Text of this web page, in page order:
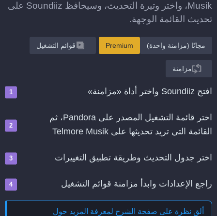
Musik، واختر وتيرة التحديث، وسيحافظ Soundiiz على
تحديث القائمة الوجهة.
مجانًا (مزامنة واحدة) Premium قوائم التشغيل
مزامنة
افتح Soundiiz واختر أداة «مزامنة»
اختر قائمة التشغيل المصدر على Pandora، ثم
القائمة التي تريد تحديثها على Telmore Musik
اختر جدول التحديث وطريقة تطبيق التغييرات
راجع الإعدادات وابدأ مزامنة قوائم التشغيل
ألق نظرة على صفحة الشرح لمعرفة المزيد حول